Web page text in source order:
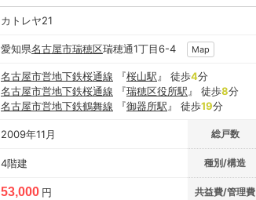
カトレヤ21
愛知県名古屋市瑞穂区瑞穂通1丁目6-4 Map
名古屋市営地下鉄桜通線 『桜山駅 』 徒歩4分
名古屋市営地下鉄桜通線 『瑞穂区役所駅 』 徒歩8分
名古屋市営地下鉄鶴舞線 『御器所駅 』 徒歩19分
2009年11月 総戸数
4階建 種別/構造
53,000 円 共益費/管理費